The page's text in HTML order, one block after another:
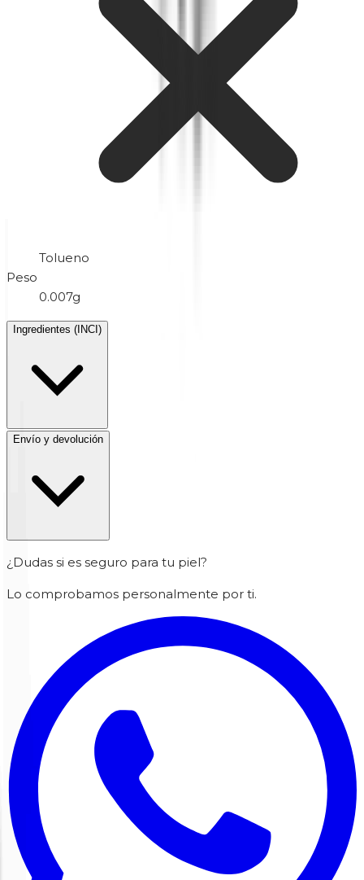
Tolueno
Peso
0.007g
Ingredientes (INCI)
Envío y devolución
¿Dudas si es seguro para tu piel?
Lo comprobamos personalmente por ti.